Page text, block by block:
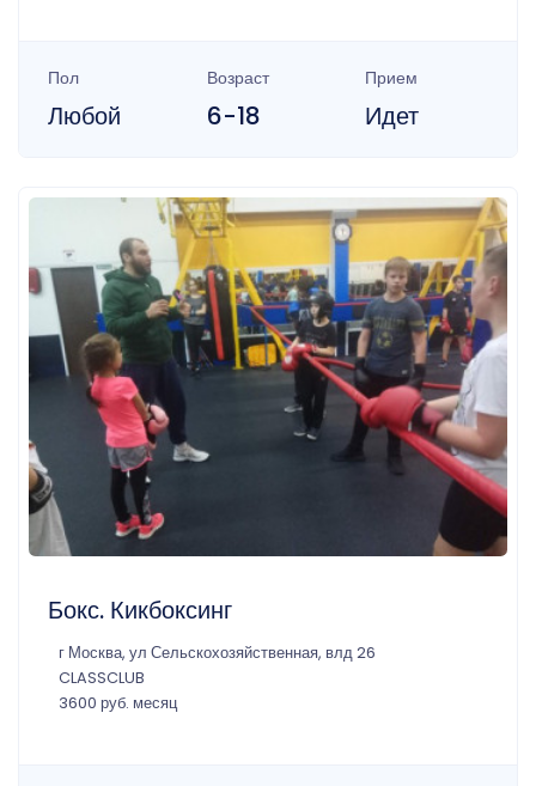
Пол
Любой
Возраст
6-18
Прием
Идет
Бокс. Кикбоксинг
г Москва, ул Сельскохозяйственная, влд 26
CLASSCLUB
3600 руб. месяц